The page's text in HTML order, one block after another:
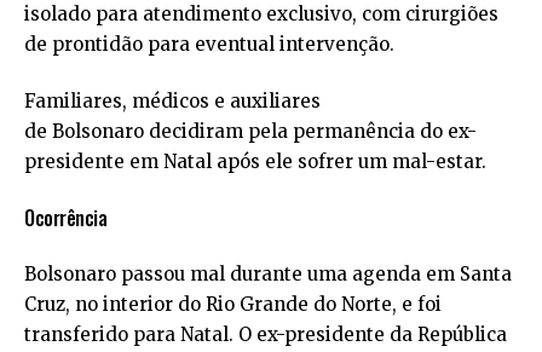
isolado para atendimento exclusivo, com cirurgiões
de prontidão para eventual intervenção.
Familiares, médicos e auxiliares
de Bolsonaro decidiram pela permanência do ex-
presidente em Natal após ele sofrer um mal-estar.
Ocorrência
Bolsonaro passou mal durante uma agenda em Santa
Cruz, no interior do Rio Grande do Norte, e foi
transferido para Natal. O ex-presidente da República